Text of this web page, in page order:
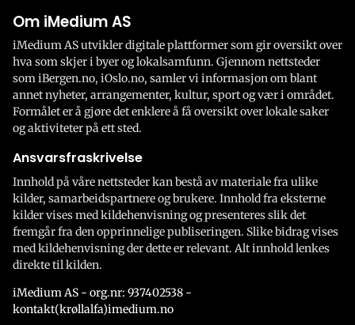
Om iMedium AS
iMedium AS utvikler digitale plattformer som gir oversikt over
hva som skjer i byer og lokalsamfunn. Gjennom nettsteder
som iBergen.no, iOslo.no, samler vi informasjon om blant
annet nyheter, arrangementer, kultur, sport og vær i området.
Formålet er å gjøre det enklere å få oversikt over lokale saker
og aktiviteter på ett sted.
Ansvarsfraskrivelse
Innhold på våre nettsteder kan bestå av materiale fra ulike
kilder, samarbeidspartnere og brukere. Innhold fra eksterne
kilder vises med kildehenvisning og presenteres slik det
fremgår fra den opprinnelige publiseringen. Slike bidrag vises
med kildehenvisning der dette er relevant. Alt innhold lenkes
direkte til kilden.
iMedium AS - org.nr: 937402538 -
kontakt(krøllalfa)imedium.no